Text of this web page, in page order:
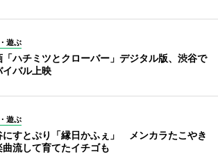
遊ぶ
「ハチミツとクローバー」デジタル版、渋谷で
イバル上映
遊ぶ
にすとぷり「縁日かふぇ」 メンカラたこやき
曲流して育てたイチゴも